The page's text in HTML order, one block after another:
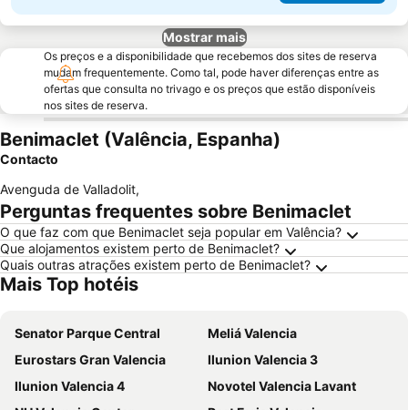
Mostrar mais
Os preços e a disponibilidade que recebemos dos sites de reserva
mudam frequentemente. Como tal, pode haver diferenças entre as
ofertas que consulta no trivago e os preços que estão disponíveis
nos sites de reserva.
Benimaclet (Valência, Espanha)
Contacto
Avenguda de Valladolit,
Perguntas frequentes sobre Benimaclet
O que faz com que Benimaclet seja popular em Valência?
Que alojamentos existem perto de Benimaclet?
Quais outras atrações existem perto de Benimaclet?
Mais Top hotéis
Senator Parque Central
Meliá Valencia
Eurostars Gran Valencia
Ilunion Valencia 3
Ilunion Valencia 4
Novotel Valencia Lavant